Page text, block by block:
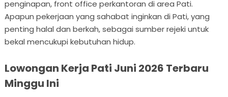
penginapan, front office perkantoran di area Pati.
Apapun pekerjaan yang sahabat inginkan di Pati, yang
penting halal dan berkah, sebagai sumber rejeki untuk
bekal mencukupi kebutuhan hidup.
Lowongan Kerja Pati Juni 2026 Terbaru
Minggu Ini